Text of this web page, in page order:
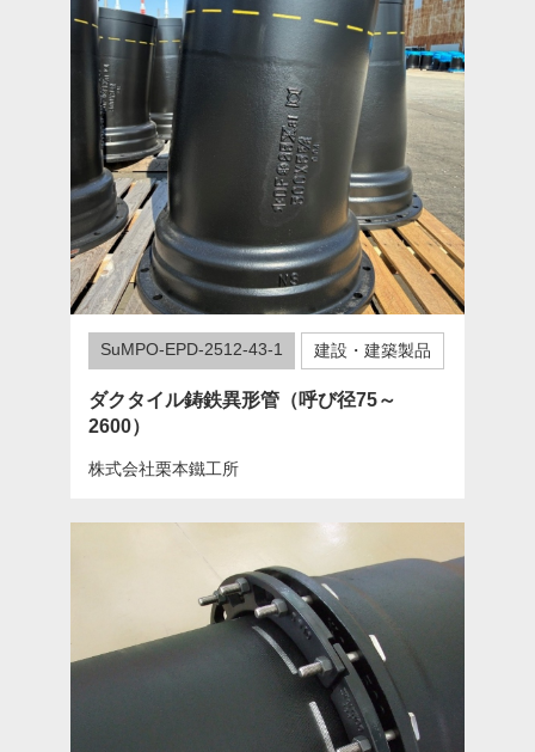
SuMPO-EPD-2512-43-1 建設・建築製品
ダクタイル鋳鉄異形管（呼び径75～
2600）
株式会社栗本鐵工所